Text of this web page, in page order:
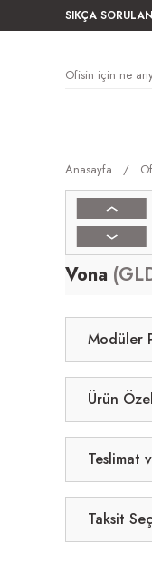
SIKÇA
Anasayfa
Vona
Modüler
Ürün
Teslimat
Taksit